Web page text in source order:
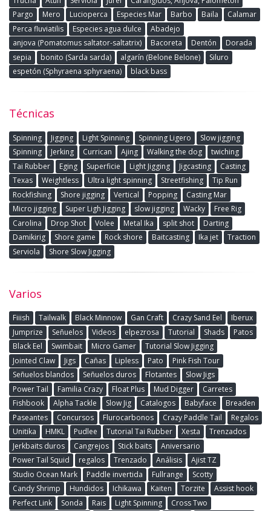
Pargo
Mero Lucioperca Especies Mar Barbo Baila
Calamar
Perca fluviatilis
Especies agua dulce
Abadejo
anjova (Pomatomus saltator-saltatrix)
Bacoreta Dentón
Dorada
sepia
bonito (Sarda sarda) algarín (Belone Belone)
Siluro
espetón (Sphyraena sphyraena)
black bass
Técnicas
Spinning Jigging Light Spinning Spinning Ligero
Slow jigging
Spinning
Jerking Currican Ajing Walking the dog
twiching
Tai Rubber
Eging Superficie Light Jigging Jigcasting
Casting
Texas
Weightless Ultra light spinning Streetfishing
Tip Run
Rockfishing
Shore jigging Vertical Popping
Casting Mar
Micro jigging
Super Ligh Jigging slow jigging Wacky
Free Rig
Carolina
Drop Shot Volee Metal Ika split shot
Darting
Damikirig
Shore game Rock shore Baitcasting Ika jet
Traction
Serviola
Shore Slow Jigging
Varios
Fiiish Tailwalk Black Minnow Gan Craft Crazy Sand Eel
Iberux
Jumprize
Señuelos Videos elpezrosa Tutorial Shads
Patos
Black Eel
Swimbait Micro Gamer
Tutorial Slow Jigging
Jointed Claw
Jigs Cañas Lipless Pato
Pink Fish Tour
Señuelos blandos
Señuelos duros Flotantes
Slow Jigs
Power Tail
Familia Crazy Float Plus Mud Digger
Carretes
Fishbook
Alpha Tackle Slow Jig Catalogos Babyface
Breaden
Paseantes
Concursos Flurocarbonos Crazy Paddle Tail
Regalos
Unitika
HMKL Pudlee Tutorial Tai Rubber Xesta
Trenzados
Jerkbaits duros
Cangrejos Stick baits
Aniversario
Power Tail Squid
regalos Trenzado Análisis
Ajist TZ
Studio Ocean Mark
Paddle invertida Fullrange
Scotty
Candy Shrimp
Hundidos Ichikawa Kaiten Torzite
Assist hook
Perfect Link
Sonda Rais Light Spinning
Cross Two